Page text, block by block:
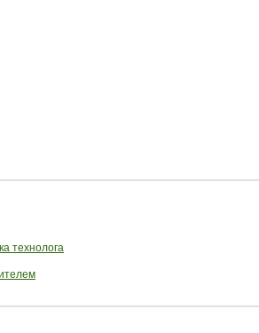
технолога